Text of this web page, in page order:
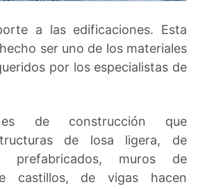
a las edificaciones. Esta
ser uno de los materiales
por los especialistas de
de construcción que
de losa ligera, de
prefabricados, muros de
castillos, de vigas hacen